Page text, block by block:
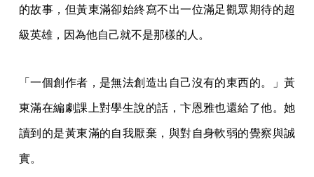
的故事，但黃東滿卻始終寫不出一位滿足觀眾期待的超
級英雄，因為他自己就不是那樣的人。
「一個創作者，是無法創造出自己沒有的東西的。」黃
東滿在編劇課上對學生說的話，卞恩雅也還給了他。她
讀到的是黃東滿的自我厭棄，與對自身軟弱的覺察與誠
實。